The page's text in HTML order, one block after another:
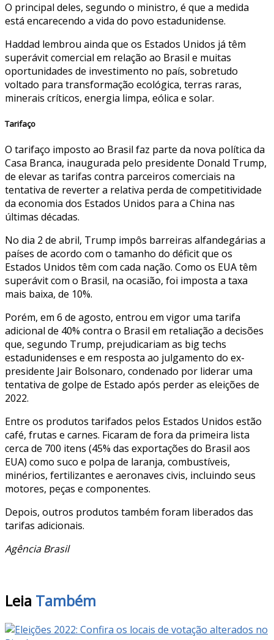
O principal deles, segundo o ministro, é que a medida
está encarecendo a vida do povo estadunidense.
Haddad lembrou ainda que os Estados Unidos já têm
superávit comercial em relação ao Brasil e muitas
oportunidades de investimento no país, sobretudo
voltado para transformação ecológica, terras raras,
minerais críticos, energia limpa, eólica e solar.
Tarifaço
O tarifaço imposto ao Brasil faz parte da nova política da
Casa Branca, inaugurada pelo presidente Donald Trump,
de elevar as tarifas contra parceiros comerciais na
tentativa de reverter a relativa perda de competitividade
da economia dos Estados Unidos para a China nas
últimas décadas.
No dia 2 de abril, Trump impôs barreiras alfandegárias a
países de acordo com o tamanho do déficit que os
Estados Unidos têm com cada nação. Como os EUA têm
superávit com o Brasil, na ocasião, foi imposta a taxa
mais baixa, de 10%.
Porém, em 6 de agosto, entrou em vigor uma tarifa
adicional de 40% contra o Brasil em retaliação a decisões
que, segundo Trump, prejudicariam as big techs
estadunidenses e em resposta ao julgamento do ex-
presidente Jair Bolsonaro, condenado por liderar uma
tentativa de golpe de Estado após perder as eleições de
2022.
Entre os produtos tarifados pelos Estados Unidos estão
café, frutas e carnes. Ficaram de fora da primeira lista
cerca de 700 itens (45% das exportações do Brasil aos
EUA) como suco e polpa de laranja, combustíveis,
minérios, fertilizantes e aeronaves civis, incluindo seus
motores, peças e componentes.
Depois, outros produtos também foram liberados das
tarifas adicionais.
Agência Brasil
Leia Também